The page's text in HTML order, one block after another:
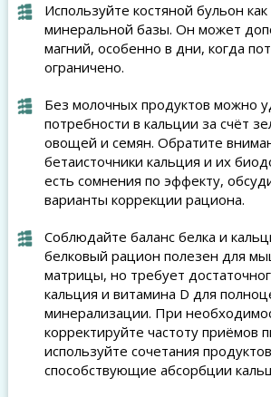
Используйте костяной бульон
минеральной базы. Он может
магний, особенно в дни, когда
ограничено.
Без молочных продуктов можно
потребности в кальции за счёт
овощей и семян. Обратите
бетаисточники кальция и их
есть сомнения по эффекту,
варианты коррекции рациона.
Соблюдайте баланс белка и
белковый рацион полезен для
матрицы, но требует
кальция и витамина D для
минерализации. При
корректируйте частоту приёмов
используйте сочетания
способствующие абсорбции